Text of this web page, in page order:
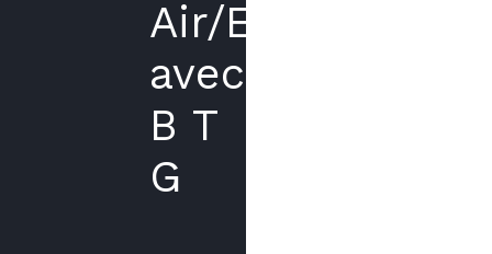
Air/Eau
avec
B T
G